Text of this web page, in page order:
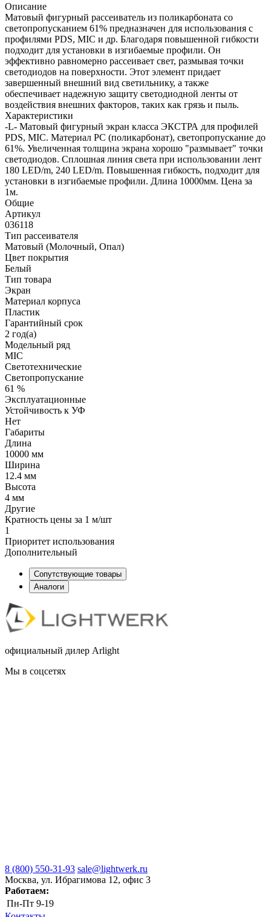
Описание
Матовый фигурный рассеиватель из поликарбоната со
светопропусканием 61% предназначен для использования с
профилями PDS, MIC и др. Благодаря повышенной гибкости
подходит для установки в изгибаемые профили. Он
эффективно равномерно рассеивает свет, размывая точки
светодиодов на поверхности. Этот элемент придает
завершенный внешний вид светильнику, а также
обеспечивает надежную защиту светодиодной ленты от
воздействия внешних факторов, таких как грязь и пыль.
Характеристики
-L- Матовый фигурный экран класса ЭКСТРА для профилей
PDS, MIC. Материал PC (поликарбонат), светопропускание до
61%. Увеличенная толщина экрана хорошо "размывает" точки
светодиодов. Сплошная линия света при использовании лент
180 LED/m, 240 LED/m. Повышенная гибкость, подходит для
установки в изгибаемые профили. Длина 10000мм. Цена за
1м.
Общие
Артикул
036118
Тип рассеивателя
Матовый (Молочный, Опал)
Цвет покрытия
Белый
Тип товара
Экран
Материал корпуса
Пластик
Гарантийный срок
2 год(а)
Модельный ряд
MIC
Светотехнические
Светопропускание
61 %
Эксплуатационные
Устойчивость к УФ
Нет
Габариты
Длина
10000 мм
Ширина
12.4 мм
Высота
4 мм
Другие
Кратность цены за 1 м/шт
1
Приоритет использования
Дополнительный
Сопутствующие товары
Аналоги
официальный дилер Arlight
Мы в соцсетях
8 (800) 550-31-93 sale@lightwerk.ru
Москва, ул. Ибрагимова 12, офис 3
Работаем:
Пн-Пт 9-19